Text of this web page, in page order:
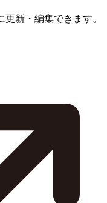
新・編集できます。